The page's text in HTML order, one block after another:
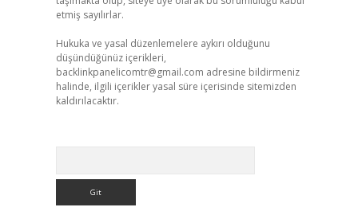
etmiş sayılırlar.
Hukuka ve yasal düzenlemelere aykırı olduğunu
düşündüğünüz içerikleri,
backlinkpanelicomtr@gmail.com adresine bildirmeniz
halinde, ilgili içerikler yasal süre içerisinde sitemizden
kaldırılacaktır.